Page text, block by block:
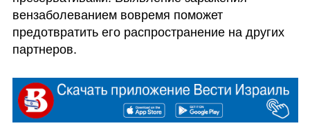
вензаболеванием вовремя поможет
предотвратить его распространение на других
партнеров.